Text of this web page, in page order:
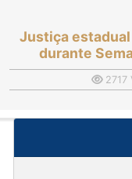
Justiça
durante
2717